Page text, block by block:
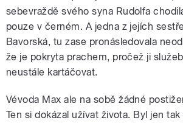
sebevraždě svého syna Rudolfa
pouze v černém. A jedna z jejích
Bavorská, tu zase pronásledovala
že je pokryta prachem, pročež ji
neustále kartáčovat.
Vévoda Max ale na sobě žádné
Ten si dokázal užívat života. Byl jen